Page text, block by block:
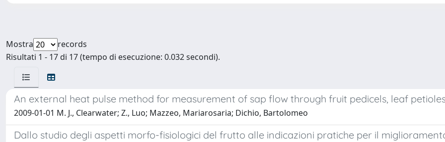
Mostra
records
Risultati 1 - 17 di 17 (tempo di esecuzione: 0.032 secondi).
An external heat pulse method for measurement of sap flow through fruit pedicels, leaf
2009-01-01 M. J., Clearwater; Z., Luo; Mazzeo, Mariarosaria; Dichio, Bartolomeo
Dallo studio degli aspetti morfo-fisiologici del frutto alle indicazioni pratiche per il